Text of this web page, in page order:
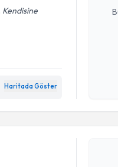
Kendisine
Haritada Göster